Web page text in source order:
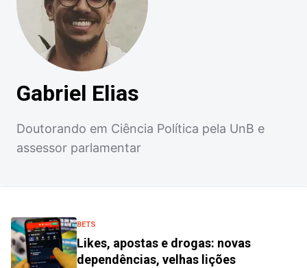
Gabriel Elias
Doutorando em Ciência Política pela UnB e
assessor parlamentar
BETS
Likes, apostas e drogas: novas
dependências, velhas lições